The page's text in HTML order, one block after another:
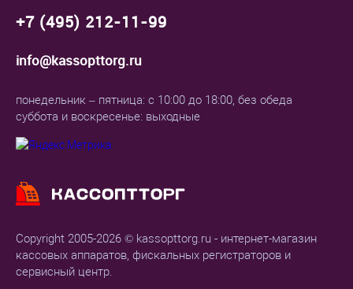
Copyright 2005-2026 © kassopttorg.ru - интернет-магазин
кассовых аппаратов, фискальных регистраторов и
сервисный центр.
+7 (495) 212-11-99
info@kassopttorg.ru
понедельник – пятница: с 10:00 до 18:00, без обеда
суббота и воскресенье: выходные